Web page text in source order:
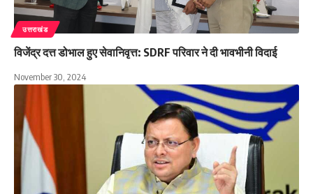
उत्तराखंड
विजेंद्र दत्त डोभाल हुए सेवानिवृत्त: SDRF परिवार ने दी भावभीनी विदाई
November 30, 2024